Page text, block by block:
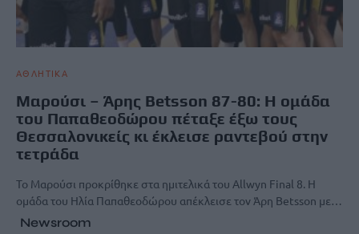
ΑΘΛΗΤΙΚΑ
Μαρούσι – Άρης Betsson 87-80: Η ομάδα
του Παπαθεοδώρου πέταξε έξω τους
Θεσσαλονικείς κι έκλεισε ραντεβού στην
τετράδα
Το Μαρούσι προκρίθηκε στα ημιτελικά του Allwyn Final 8. Η
ομάδα του Ηλία Παπαθεοδώρου απέκλεισε τον Άρη Betsson με…
Newsroom